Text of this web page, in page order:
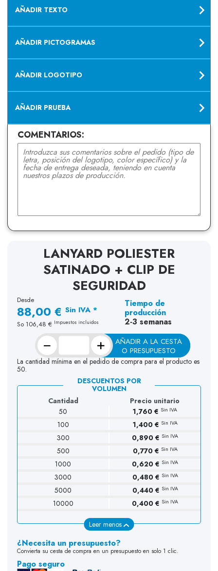
AÑADIR TEXTO
AÑADIR PICTOGRAMAS
AÑADIR LOGOTIPO
AÑADIR PRUEBA
COMENTARIOS:
LANYARD POLIESTER
SATINADO + CLIP DE
SEGURIDAD
Desde
88,00 € Sin IVA *
So 106,48 € Impuestos incluidos
Tiempo de
producción
2-3 semanas
− +
AÑADIR A LA CESTA
O PRESUPUESTO
La cantidad mínima en el pedido de compra para el producto es
50.
DESCUENTOS POR
VOLUMEN
Cantidad
Precio unitario
50
1,760 € Sin IVA
100 1,400 € Sin IVA
300 0,890 € Sin IVA
500 0,770 € Sin IVA
1000 0,620 € Sin IVA
3000 0,480 € Sin IVA
5000 0,440 € Sin IVA
10000 0,400 € Sin IVA
Leer menos
¿Necesita un presupuesto?
Convierta su cesta de compra en un presupuesto en solo 1 clic.
Pago seguro